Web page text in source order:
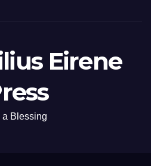
Eirene
a Blessing